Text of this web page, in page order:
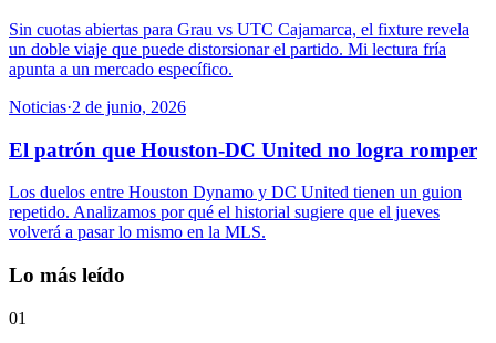
Sin cuotas abiertas para Grau vs UTC Cajamarca, el fixture revela
un doble viaje que puede distorsionar el partido. Mi lectura fría
apunta a un mercado específico.
Noticias·2 de junio, 2026
El patrón que Houston-DC United no logra romper
Los duelos entre Houston Dynamo y DC United tienen un guion
repetido. Analizamos por qué el historial sugiere que el jueves
volverá a pasar lo mismo en la MLS.
Lo más leído
01